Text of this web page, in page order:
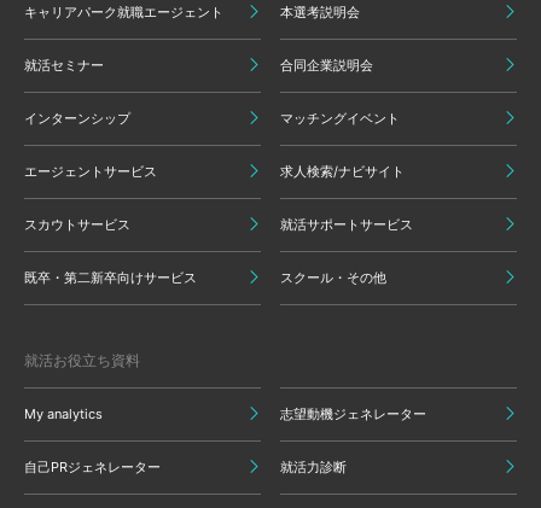
キャリアパーク就職エージェント 本選考説明会
就活セミナー 合同企業説明会
インターンシップ マッチングイベント
エージェントサービス 求人検索/ナビサイト
スカウトサービス 就活サポートサービス
既卒・第二新卒向けサービス スクール・その他
就活お役立ち資料
My analytics 志望動機ジェネレーター
自己PRジェネレーター 就活力診断